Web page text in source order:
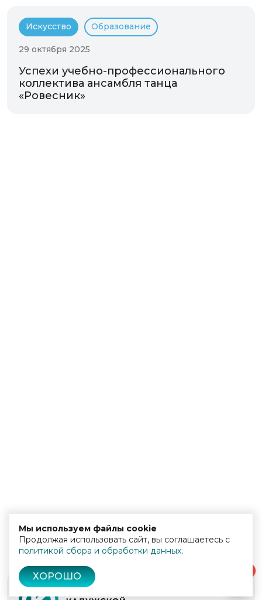
Искусство Образование
29 октября 2025
Успехи учебно-профессионального
коллектива ансамбля танца
«Ровесник»
Мы используем файлы cookie
Продолжая использовать сайт, вы соглашаетесь с
политикой сбора и обработки данных.
ХОРОШО